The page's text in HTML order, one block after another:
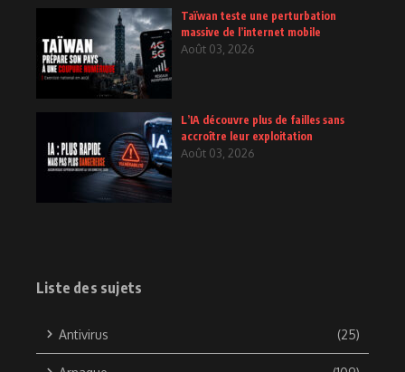
Taïwan teste une perturbation
massive de l’internet mobile
Août 03, 2026
L’IA découvre plus de failles sans
accroître leur exploitation
Août 03, 2026
Liste des sujets
Antivirus (25)